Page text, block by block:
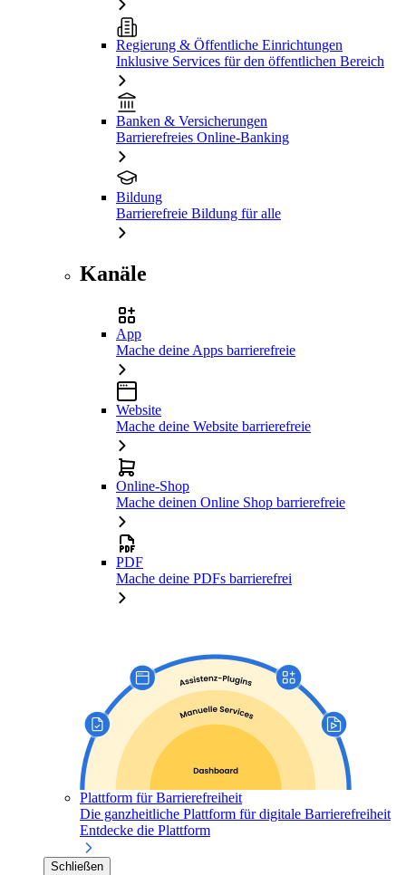
Regierung & Öffentliche Einrichtungen
Inklusive Services für den öffentlichen Bereich
Banken & Versicherungen
Barrierefreies Online-Banking
Bildung
Barrierefreie Bildung für alle
Kanäle
App
Mache deine Apps barrierefreie
Website
Mache deine Website barrierefreie
Online-Shop
Mache deinen Online Shop barrierefreie
PDF
Mache deine PDFs barrierefrei
Plattform für Barrierefreiheit
Die ganzheitliche Plattform für digitale Barrierefreiheit
Entdecke die Plattform
Schließen